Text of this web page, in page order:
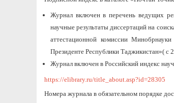
Журнал включен в перечень ведущих
научные результаты диссертаций на
аттестационной комиссии
Президенте Республики Таджикистан»( с
Журнал включен в Российский индекс
https://elibrary.ru/title_about.asp?id=28305
Номера журнала в обязательном порядке